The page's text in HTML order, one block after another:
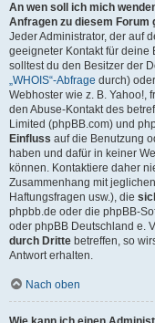
An wen soll ich mich
Anfragen zu diesem Forum
Jeder Administrator, der auf
geeigneter Kontakt für deine
solltest du den Besitzer der
„WHOIS“-Abfrage durch)
Webhoster wie z. B. Yahoo!,
den Abuse-Kontakt des
Limited (phpBB.com) und
Einfluss auf die Benutzung
haben und dafür in keiner
können. Kontaktiere daher
Zusammenhang mit
Haftungsfragen usw.), die
phpbb.de oder die phpBB-
oder phpBB Deutschland e.
durch Dritte betreffen, so
Antwort erhalten.
Nach oben